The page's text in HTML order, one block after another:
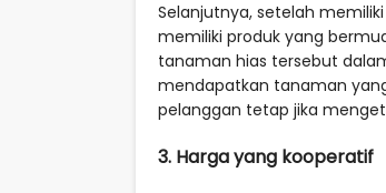
Selanjutnya, setelah
memiliki produk yang
tanaman hias tersebut
mendapatkan tanaman
pelanggan tetap jika
3. Harga yang kooperatif